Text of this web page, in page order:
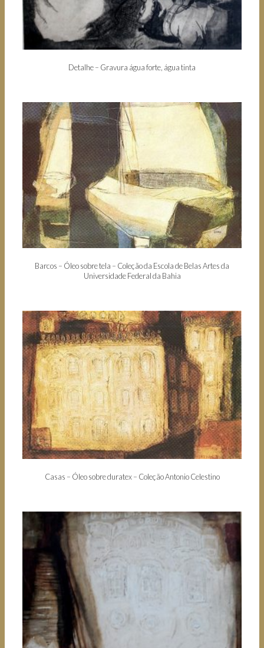
Detalhe – Gravura água forte, água tinta
Barcos – Óleo sobre tela – Coleção da Escola de Belas Artes da
Universidade Federal da Bahia
Casas – Óleo sobre duratex – Coleção Antonio Celestino